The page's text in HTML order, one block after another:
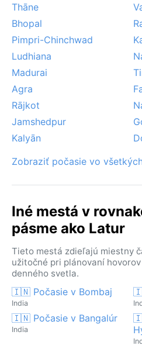
Thāne
Bhopal
Pimpri-Chinchwad
Ludhiana
Madurai
Agra
Rājkot
Jamshedpur
Kalyān
Zobraziť počasie vo
Iné mestá v
pásme ako Latur
Tieto mestá zdieľajú miestny
užitočné pri plánovaní
denného svetla.
🇮🇳 Počasie v Bombaj
India
🇮🇳 Počasie v Bangalúr
India